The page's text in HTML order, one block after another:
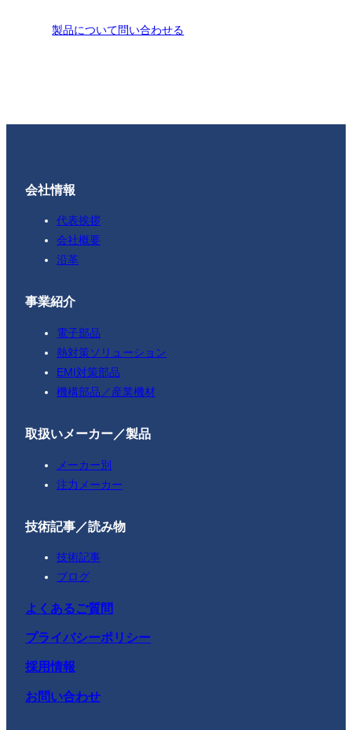
製品について問い合わせる
会社情報
代表挨拶
会社概要
沿革
事業紹介
電子部品
熱対策ソリューション
EMI対策部品
機構部品／産業機材
取扱いメーカー／製品
メーカー別
注力メーカー
技術記事／読み物
技術記事
ブログ
よくあるご質問
プライバシーポリシー
採用情報
お問い合わせ